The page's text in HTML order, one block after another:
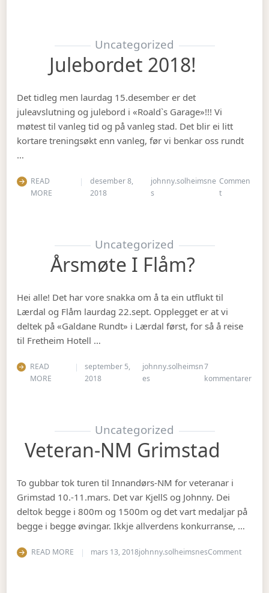
Uncategorized
Julebordet 2018!
Det tidleg men laurdag 15.desember er det
juleavslutning og julebord i «Roald`s Garage»!!! Vi
møtest til vanleg tid og på vanleg stad. Det blir ei litt
kortare treningsøkt enn vanleg, før vi benkar oss rundt
…
READ
MORE
desember 8,
2018
johnny.solheimsne
s
Commen
ton Julebordet
Uncategorized
Årsmøte I Flåm?
Hei alle! Det har vore snakka om å ta ein utflukt til
Lærdal og Flåm laurdag 22.sept. Opplegget er at vi
deltek på «Galdane Rundt» i Lærdal først, for så å reise
til Fretheim Hotell …
READ
MORE
september 5,
2018
johnny.solheimsn
es
7
kommentarertil
Uncategorized
Veteran-NM Grimstad
To gubbar tok turen til Innandørs-NM for veteranar i
Grimstad 10.-11.mars. Det var KjellS og Johnny. Dei
deltok begge i 800m og 1500m og det vart medaljar på
begge i begge øvingar. Ikkje allverdens konkurranse, …
READ MORE mars 13, 2018johnny.solheimsnesCommenton